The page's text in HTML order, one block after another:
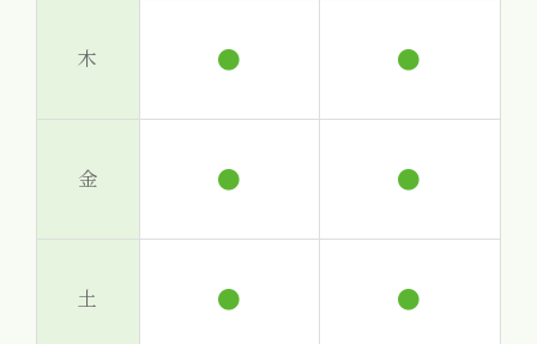
木 ● ●
金 ● ●
土 ● ●